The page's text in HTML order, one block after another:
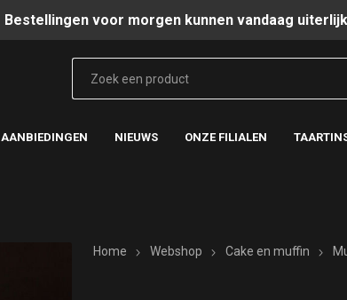
Bestellingen voor morgen kunnen vandaag
AANBIEDINGEN NIEUWS ONZE FILIALEN
Home Webshop Cake en muffin